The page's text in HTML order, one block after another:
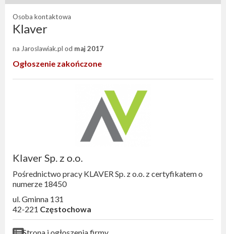
Osoba kontaktowa
Klaver
na Jaroslawiak.pl od maj 2017
Ogłoszenie zakończone
Klaver Sp. z o.o.
Pośrednictwo pracy KLAVER Sp. z o.o. z certyfikatem o
numerze 18450
ul. Gminna 131
42-221 Częstochowa